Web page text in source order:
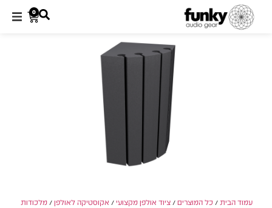
0
עמוד הבית / כל המוצרים /ציוד אולפן מקצועי / אקוסטיקה לאולפן /מלכודות